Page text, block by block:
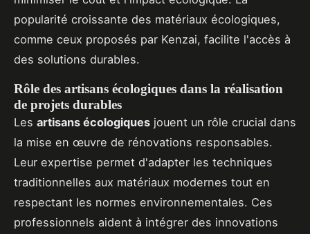
popularité croissante des matériaux écologiques,
comme ceux proposés par Kenzai, facilite l'accès à
des solutions durables.
Rôle des artisans écologiques dans la réalisation
de projets durables
Les artisans écologiques jouent un rôle crucial dans
la mise en œuvre de rénovations responsables.
Leur expertise permet d'adapter les techniques
traditionnelles aux matériaux modernes tout en
respectant les normes environnementales. Ces
professionnels aident à intégrer des innovations